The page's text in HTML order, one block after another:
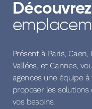
Découvrez
Présent à Paris,
Vallées, et Cannes,
agences une équipe
proposer les
vos besoins.